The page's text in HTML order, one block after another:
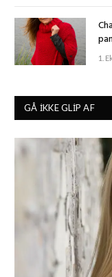
1.
GÅ IKKE GLIP AF